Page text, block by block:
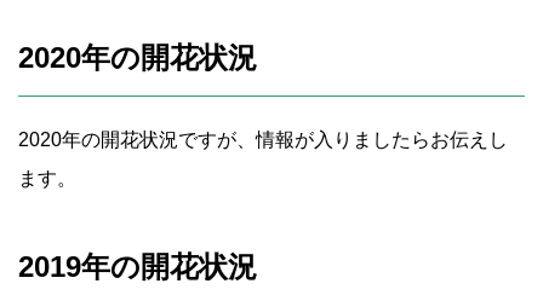
2020年の開花状況
2020年の開花状況ですが、情報が入りましたらお伝えし
ます。
2019年の開花状況